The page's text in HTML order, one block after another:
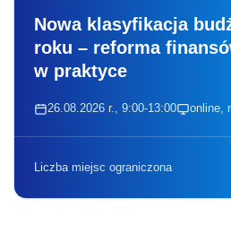
Nowa klasyfikacja
roku – reforma
w praktyce
26.08.2026 r., 9:00-13:00 online,
Liczba miejsc ograniczona